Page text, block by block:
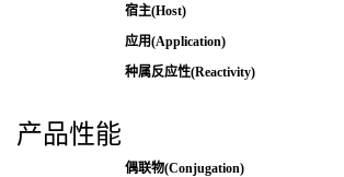
宿主(Host)
应用(Application)
种属反应性(Reactivity)
产品性能
偶联物(Conjugation)